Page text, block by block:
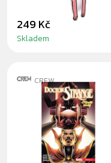
249 Kč
Skladem
CREW
KOMIKS DOCTOR
STRANGE -
NEJVYŠŠÍ
ČARODĚJ 3:
HEROLD